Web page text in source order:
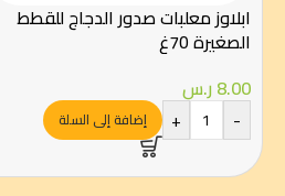
ابلاوز معلبات صدور الدجاج للقطط
الصغيرة 70غ
8.00ر.س
-
+ إضافة إلى السلة